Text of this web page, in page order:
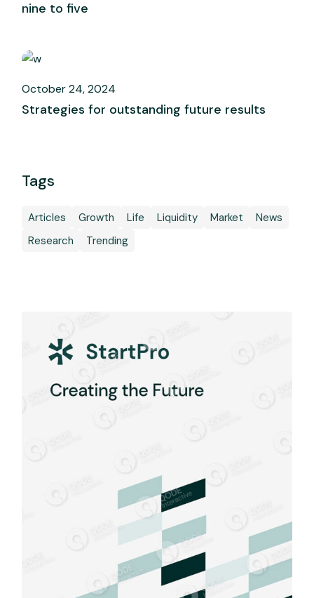
nine to five
October 24, 2024
Strategies for outstanding future results
Tags
Articles Growth Life Liquidity Market
News
Research
Trending